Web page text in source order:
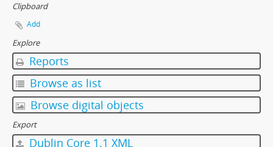
Clipboard
Add
Explore
Reports
Browse as list
Browse digital objects
Export
Dublin Core 1.1 XML